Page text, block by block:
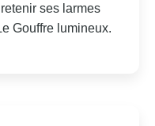
ses larmes
Gouffre lumineux.